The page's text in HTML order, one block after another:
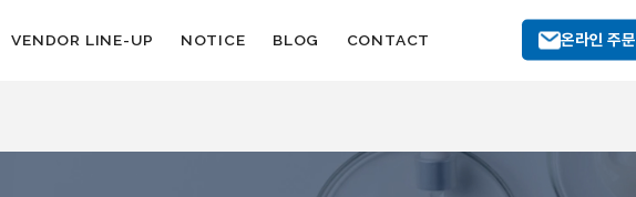
VENDOR LINE-UP NOTICE BLOG CONTACT 온라인 주문